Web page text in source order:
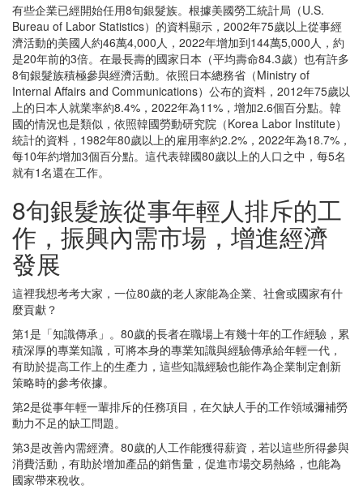
有些企業已經開始任用8旬銀髮族。根據美國勞工統計局（U.S.
Bureau of Labor Statistics）的資料顯示，2002年75歲以上從事經
濟活動的美國人約46萬4,000人，2022年增加到144萬5,000人，約
是20年前的3倍。在最長壽的國家日本（平均壽命84.3歲）也有許多
8旬銀髮族積極參與經濟活動。依照日本總務省（Ministry of
Internal Affairs and Communications）公布的資料，2012年75歲以
上的日本人就業率約8.4%，2022年為11%，增加2.6個百分點。韓
國的情況也是類似，依照韓國勞動研究院（Korea Labor Institute）
統計的資料，1982年80歲以上的雇用率約2.2%，2022年為18.7%，
每10年約增加3個百分點。這代表韓國80歲以上的人口之中，每5名
就有1名還在工作。
8旬銀髮族從事年輕人排斥的工
作，振興內需市場，增進經濟
發展
這裡我想考考大家，一位80歲的老人家能為企業、社會或國家有什
麼貢獻？
第1是「知識傳承」。80歲的長者在職場上有幾十年的工作經驗，累
積深厚的專業知識，可將本身的專業知識與經驗傳承給年輕一代，
有助於提高工作上的生產力，這些知識經驗也能作為企業制定創新
策略時的參考依據。
第2是從事年輕一輩排斥的任務項目，在欠缺人手的工作領域彌補勞
動力不足的缺工問題。
第3是改善內需經濟。80歲的人工作能獲得薪資，若以這些所得參與
消費活動，有助於增加產品的銷售量，促進市場交易熱絡，也能為
國家帶來稅收。